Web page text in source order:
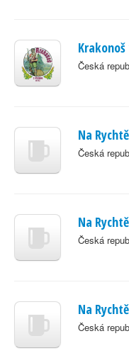
Krakonoš
Česká
Na
Česká
Na
Česká
Na
Česká